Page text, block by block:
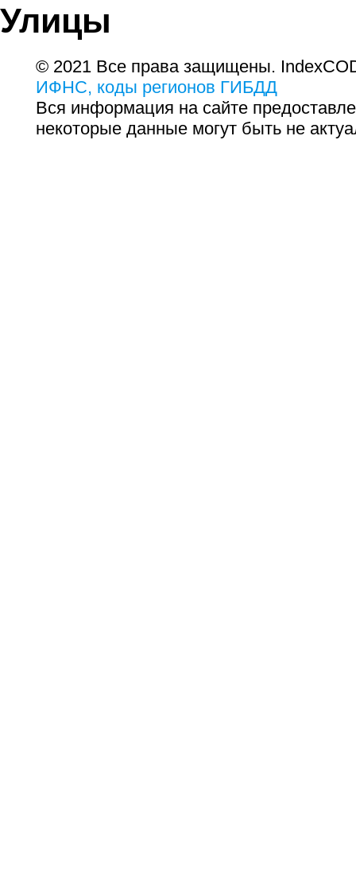
Улицы
© 2021 Все права защищены.
ИФНС, коды регионов ГИБДД
Вся информация на сайте
некоторые данные могут быть не